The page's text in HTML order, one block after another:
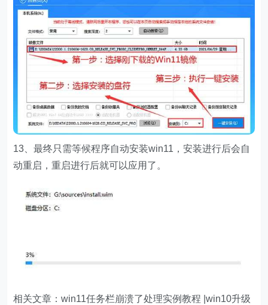
13、最终只需等候程序自动安装win11，安装进行后会自
动重启，重启进行后就可以应用了。
相关文章：win11任务栏崩溃了处理实例教程 |win10升级